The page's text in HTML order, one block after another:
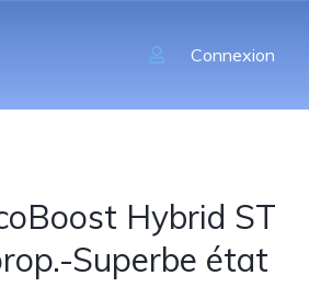
Connexion
Hybrid ST
Superbe état